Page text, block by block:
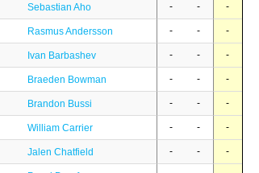
Sebastian Aho - - -
Rasmus Andersson - - -
Ivan Barbashev - - -
Braeden Bowman - - -
Brandon Bussi - - -
William Carrier - - -
Jalen Chatfield - - -